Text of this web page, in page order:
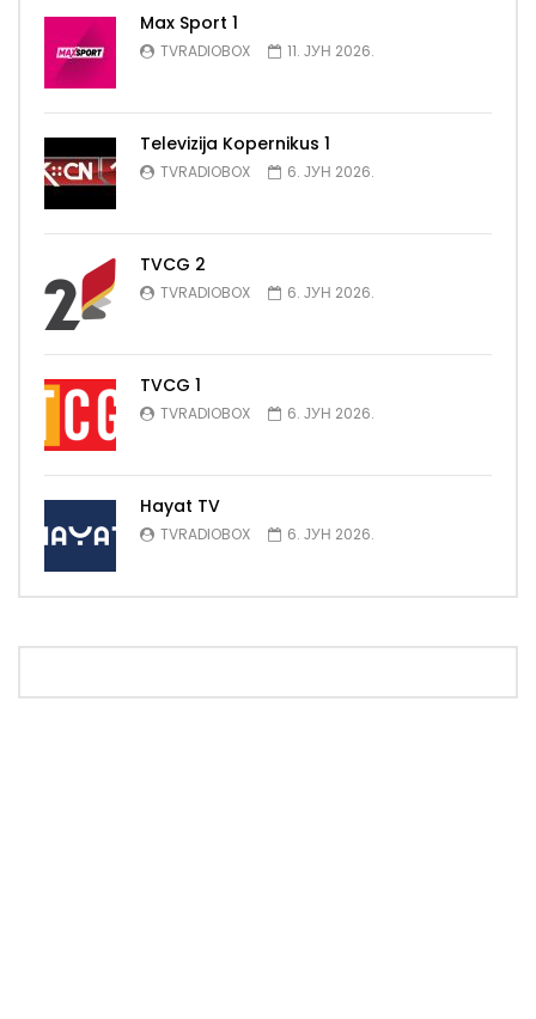
Max Sport 1
TVRADIOBOX 11. ЈУН 2026.
Televizija Kopernikus 1
TVRADIOBOX 6. ЈУН 2026.
TVCG 2
TVRADIOBOX 6. ЈУН 2026.
TVCG 1
TVRADIOBOX 6. ЈУН 2026.
Hayat TV
TVRADIOBOX 6. ЈУН 2026.